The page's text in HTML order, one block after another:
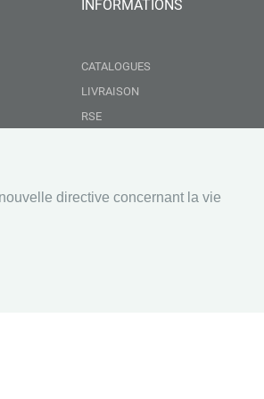
directive concernant la vie
INFORMATIONS
CATALOGUES
LIVRAISON
RSE
CONDITIONS GÉNÉRALES DE VENTE